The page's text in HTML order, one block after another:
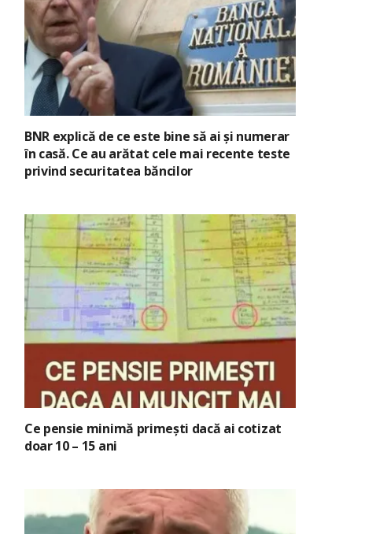
BNR explică de ce este bine să ai și numerar
în casă. Ce au arătat cele mai recente teste
privind securitatea băncilor
Ce pensie minimă primești dacă ai cotizat
doar 10 – 15 ani